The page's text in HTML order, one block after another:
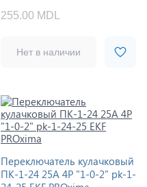
255.00 MDL
Нет в наличии
Переключатель кулачковый
ПК-1-24 25А 4P "1-0-2" pk-1-